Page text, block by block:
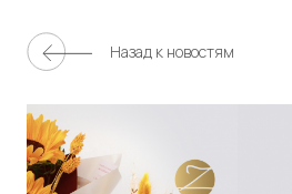
Назад к новостям